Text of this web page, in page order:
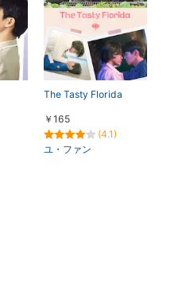
The Tasty Florida
￥165
(4.1)
ユ・ファン